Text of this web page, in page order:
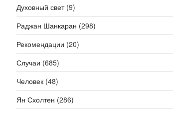
Духовный свет(9)
Раджан Шанкаран (298)
Рекомендации (20)
Случаи (685)
Человек(48)
Ян Схолтен (286)